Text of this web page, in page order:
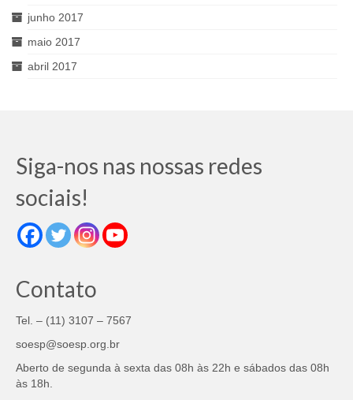
junho 2017
maio 2017
abril 2017
Siga-nos nas nossas redes
sociais!
Contato
Tel. – (11) 3107 – 7567
soesp@soesp.org.br
Aberto de segunda à sexta das 08h às 22h e sábados das 08h
às 18h.